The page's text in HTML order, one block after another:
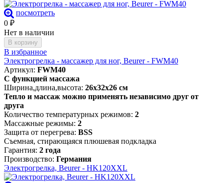
посмотреть
0 ₽
Нет в наличии
В корзину
В избранное
Электрогрелка - массажер для ног, Beurer - FWM40
Артикул: FWM40
C функцией массажа
Ширина,длина,высота: 26х32х26 см
Тепло и массаж можно применять независимо друг от
друга
Количество температурных режимов: 2
Массажные режимы: 2
Защита от перегрева: BSS
Съемная, стирающаяся плюшевая подкладка
Гарантия: 2 года
Производство: Германия
Электрогрелка, Beurer - HK120XXL